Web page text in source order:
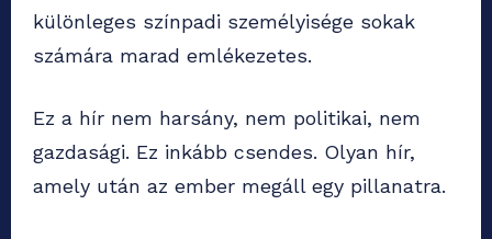
különleges színpadi személyisége sokak
számára marad emlékezetes.
Ez a hír nem harsány, nem politikai, nem
gazdasági. Ez inkább csendes. Olyan hír,
amely után az ember megáll egy pillanatra.